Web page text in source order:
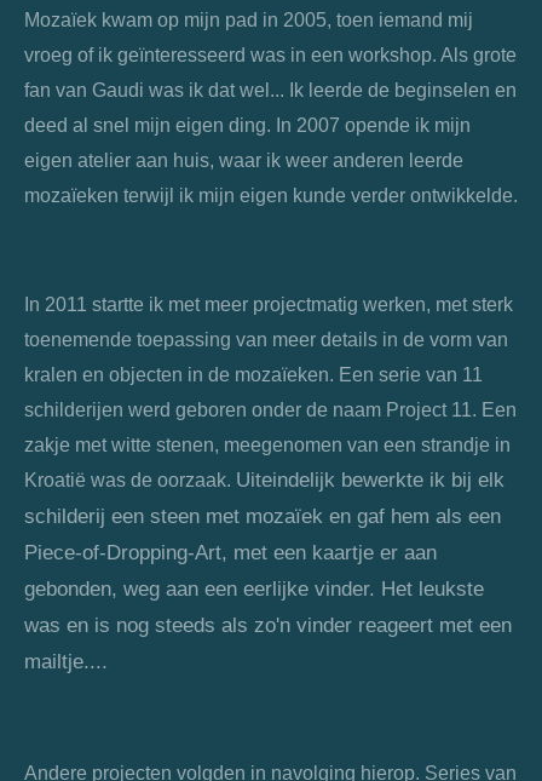
Mozaïek kwam op mijn pad in 2005, toen iemand mij
vroeg of ik geïnteresseerd was in een workshop. Als grote
fan van Gaudi was ik dat wel... Ik leerde de beginselen en
deed al snel mijn eigen ding. In 2007 opende ik mijn
eigen atelier aan huis, waar ik weer anderen leerde
mozaïeken terwijl ik mijn eigen kunde verder ontwikkelde.
In 2011 startte ik met meer projectmatig werken, met sterk
toenemende toepassing van meer details in de vorm van
kralen en objecten in de mozaïeken. Een serie van 11
schilderijen werd geboren onder de naam Project 11. Een
zakje met witte stenen, meegenomen van een strandje in
Kroatië was de oorzaak. Uiteindelijk bewerkte ik bij elk
schilderij een steen met mozaïek en gaf hem als een
Piece-of-Dropping-Art, met een kaartje er aan
gebonden, weg aan een eerlijke vinder. Het leukste
was en is nog steeds als zo'n vinder reageert met een
mailtje....
Andere projecten volgden in navolging hierop. Series van